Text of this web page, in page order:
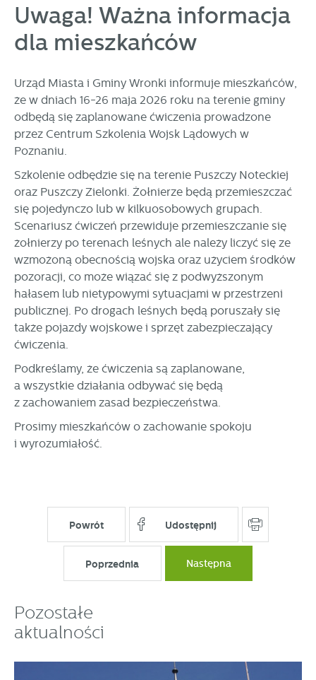
Uwaga! Ważna informacja
dla mieszkańców
Urząd Miasta i Gminy Wronki informuje mieszkańców,
że w dniach 16-26 maja 2026 roku na terenie gminy
odbędą się zaplanowane ćwiczenia prowadzone
przez Centrum Szkolenia Wojsk Lądowych w
Poznaniu.
Szkolenie odbędzie się na terenie Puszczy Noteckiej
oraz Puszczy Zielonki. Żołnierze będą przemieszczać
się pojedynczo lub w kilkuosobowych grupach.
Scenariusz ćwiczeń przewiduje przemieszczanie się
żołnierzy po terenach leśnych ale należy liczyć się ze
wzmożoną obecnością wojska oraz użyciem środków
pozoracji, co może wiązać się z podwyższonym
hałasem lub nietypowymi sytuacjami w przestrzeni
publicznej. Po drogach leśnych będą poruszały się
także pojazdy wojskowe i sprzęt zabezpieczający
ćwiczenia.
Podkreślamy, że ćwiczenia są zaplanowane,
a wszystkie działania odbywać się będą
z zachowaniem zasad bezpieczeństwa.
Prosimy mieszkańców o zachowanie spokoju
i wyrozumiałość.
Powrót Udostępnij
Poprzednia Następna
Pozostałe
aktualności
prezentowanych treści.
Dzięki tym plikom cookies możemy zapewnić Ci większy
komfort korzystania z funkcjonalności naszej strony poprzez
Wyrażenie zgody na funkcjonalne i personalizacyjne pliki
cookies gwarantuje dostępność większej ilości funkcji na
stronie.
Więcej
Analityczne
Analityczne pliki cookies pomagają nam rozwijać się i
dostosowywać do Twoich potrzeb.
Cookies analityczne pozwalają na uzyskanie informacji w
zakresie wykorzystywania witryny internetowej, miejsca oraz
częstotliwości, z jaką odwiedzane są nasze serwisy www.
Dane pozwalają nam na ocenę naszych serwisów
internetowych pod względem ich popularności wśród
użytkowników. Zgromadzone informacje są przetwarzane w
formie zanonimizowanej. Wyrażenie zgody na analityczne
pliki cookies gwarantuje dostępność wszystkich
funkcjonalności.
Więcej
Reklamowe
Dzięki reklamowym plikom cookies prezentujemy Ci
najciekawsze informacje i aktualności na stronach naszych
partnerów.
Promocyjne pliki cookies służą do prezentowania Ci naszych
komunikatów na podstawie analizy Twoich upodobań oraz
Twoich zwyczajów dotyczących przeglądanej witryny
internetowej. Treści promocyjne mogą pojawić się na
stronach podmiotów trzecich lub firm będących naszymi
partnerami oraz innych dostawców usług. Firmy te działają
w charakterze pośredników prezentujących nasze treści w
społecznościowych.
Więcej